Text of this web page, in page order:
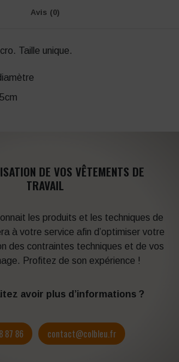
Avis (0)
Taille unique.
DE VOS VÊTEMENTS DE
TRAVAIL
les produits et les techniques de
à votre service afin d’optimiser votre
des contraintes techniques et de vos
Profitez de son expérience !
avoir plus d’informations ?
87 86 contact@colbleu.fr